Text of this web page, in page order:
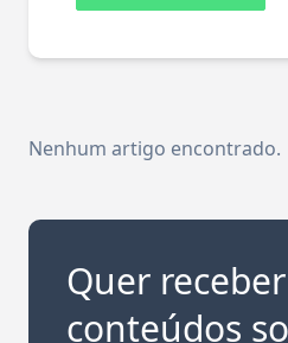
Nenhum artigo encontrado.
Quer
conteúdos